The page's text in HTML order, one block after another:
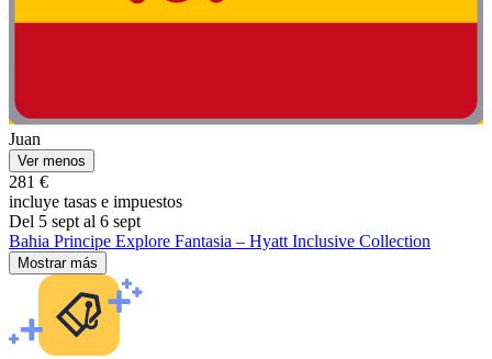
Juan
Ver menos
281 €
incluye tasas e impuestos
Del 5 sept al 6 sept
Bahia Principe Explore Fantasia – Hyatt Inclusive Collection
Mostrar más